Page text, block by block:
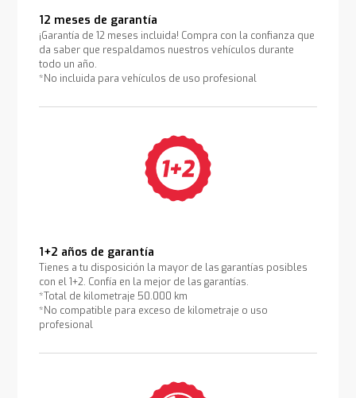
12 meses de garantía
¡Garantía de 12 meses incluida! Compra con la confianza que
da saber que respaldamos nuestros vehículos durante
todo un año.
*No incluida para vehículos de uso profesional
1+2 años de garantía
Tienes a tu disposición la mayor de las garantías posibles
con el 1+2. Confía en la mejor de las garantías.
*Total de kilometraje 50.000 km
*No compatible para exceso de kilometraje o uso
profesional